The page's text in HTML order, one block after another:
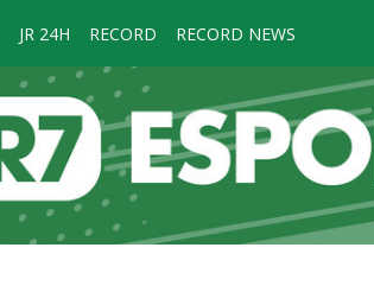
JR 24H RECORD RECORD NEWS